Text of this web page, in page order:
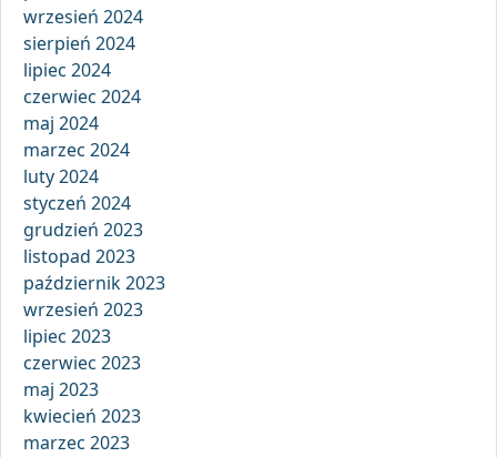
wrzesień 2024
sierpień 2024
lipiec 2024
czerwiec 2024
maj 2024
marzec 2024
luty 2024
styczeń 2024
grudzień 2023
listopad 2023
październik 2023
wrzesień 2023
lipiec 2023
czerwiec 2023
maj 2023
kwiecień 2023
marzec 2023